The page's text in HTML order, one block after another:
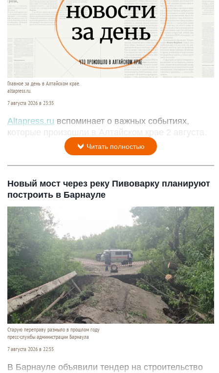
Главное за день в Алтайском крае.
altapress.ru.
7 августа 2026 в 23:35
Altapress.ru вспоминает о важных событиях,
которые произошли в Алтайском крае 2 августа.
Читать полностью
Новый мост через реку Пивоварку планируют
построить в Барнауле
Старую переправу размыло в прошлом году
пресс-службы администрации Барнаула
7 августа 2026 в 22:55
В Барнауле объявили тендер на строительство